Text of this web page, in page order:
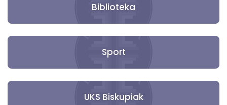
Biblioteka
Sport
UKS Biskupiak